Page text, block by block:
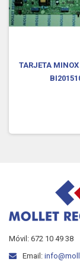
TARJETA
Móvil: 672 10 49 38
Email: